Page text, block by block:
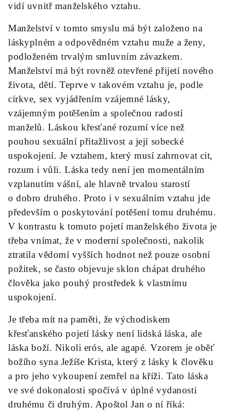
vidí uvnitř manželského vztahu.
Manželství v tomto smyslu má být založeno na
láskyplném a odpovědném vztahu muže a ženy,
podloženém trvalým smluvním závazkem.
Manželství má být rovněž otevřené přijetí nového
života, dětí. Teprve v takovém vztahu je, podle
církve, sex vyjádřením vzájemné lásky,
vzájemným potěšením a společnou radostí
manželů. Láskou křesťané rozumí více než
pouhou sexuální přitažlivost a její sobecké
uspokojení. Je vztahem, který musí zahrnovat cit,
rozum i vůli. Láska tedy není jen momentálním
vzplanutím vášní, ale hlavně trvalou starostí
o dobro druhého. Proto i v sexuálním vztahu jde
především o poskytování potěšení tomu druhému.
V kontrastu k tomuto pojetí manželského života je
třeba vnímat, že v moderní společnosti, nakolik
ztratila vědomí vyšších hodnot než pouze osobní
požitek, se často objevuje sklon chápat druhého
člověka jako pouhý prostředek k vlastnímu
uspokojení.
Je třeba mít na paměti, že východiskem
křesťanského pojetí lásky není lidská láska, ale
láska boží. Nikoli erós, ale agapé. Vzorem je oběť
božího syna Ježíše Krista, který z lásky k člověku
a pro jeho vykoupení zemřel na kříži. Tato láska
ve své dokonalosti spočívá v úplné vydanosti
druhému či druhým. Apoštol Jan o ní říká: